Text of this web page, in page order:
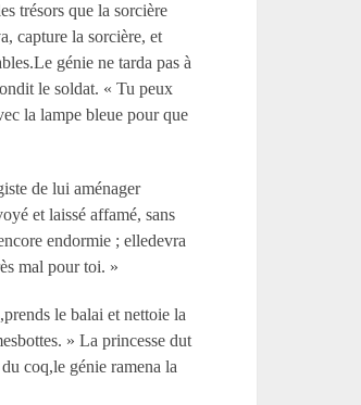
trésors que la sorcière
capture la sorcière, et
génie ne tarda pas à
le soldat. « Tu peux
la lampe bleue pour que
de lui aménager
et laissé affamé, sans
endormie ; elledevra
mal pour toi. »
le balai et nettoie la
» La princesse dut
coq,le génie ramena la